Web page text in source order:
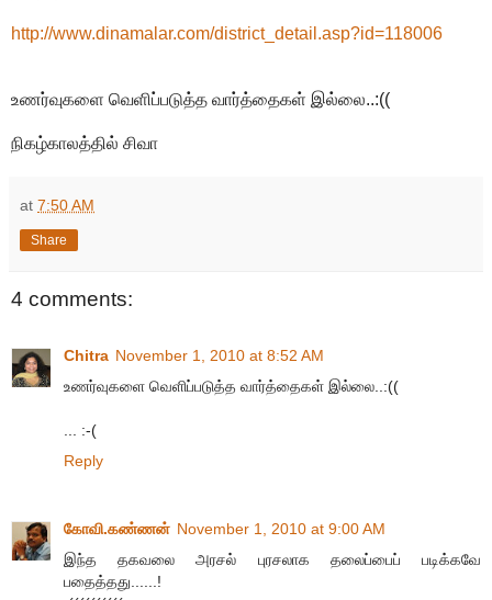
http://www.dinamalar.com/district_detail.asp?id=118006
உணர்வுகளை வெளிப்படுத்த வார்த்தைகள் இல்லை..:((
நிகழ்காலத்தில் சிவா
at 7:50 AM
Share
4 comments:
Chitra November 1, 2010 at 8:52 AM
உணர்வுகளை வெளிப்படுத்த வார்த்தைகள் இல்லை..:((
... :-(
Reply
கோவி.கண்ணன் November 1, 2010 at 9:00 AM
இந்த தகவலை அரசல் புரசலாக தலைப்பைப் படிக்கவே
பதைத்தது......!